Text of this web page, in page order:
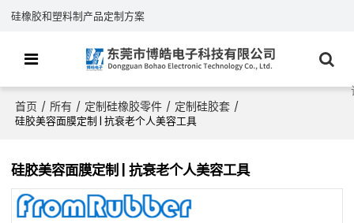
硅橡胶和塑料制产品定制方案
首页 / 所有 / 定制硅橡胶零件 / 定制硅胶套 /
硅胶美容面膜定制 | 抗衰老个人美容工具
硅胶美容面膜定制 | 抗衰老个人美容工具